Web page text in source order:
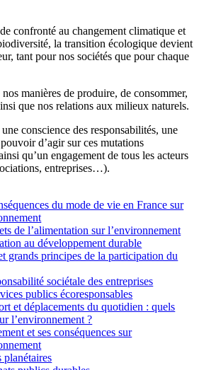
confronté au changement climatique et
la transition écologique devient
tant pour nos sociétés que pour chaque
manières de produire, de consommer,
que nos relations aux milieux naturels.
conscience des responsabilités, une
d’agir sur ces mutations
qu’un engagement de tous les acteurs
entreprises…).
du mode de vie en France sur
de l’alimentation sur l’environnement
au développement durable
grands principes de la participation du
sociétale des entreprises
publics écoresponsables
et déplacements du quotidien : quels
l’environnement ?
et ses conséquences sur
planétaires